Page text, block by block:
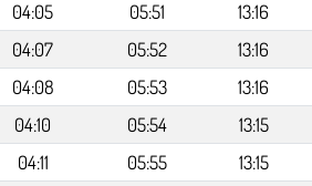
04:05 05:51
13:16
04:07 05:52
13:16
04:08 05:53
13:16
04:10 05:54
13:15
04:11 05:55
13:15